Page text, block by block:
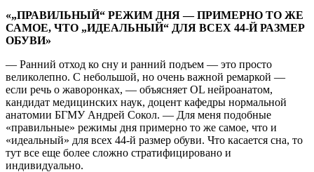
«„ПРАВИЛЬНЫЙ“ РЕЖИМ ДНЯ — ПРИМЕРНО ТО ЖЕ
САМОЕ, ЧТО „ИДЕАЛЬНЫЙ“ ДЛЯ ВСЕХ 44-Й РАЗМЕР
ОБУВИ»
— Ранний отход ко сну и ранний подъем — это просто
великолепно. С небольшой, но очень важной ремаркой —
если речь о жаворонках, — объясняет OL нейроанатом,
кандидат медицинских наук, доцент кафедры нормальной
анатомии БГМУ Андрей Сокол. — Для меня подобные
«правильные» режимы дня примерно то же самое, что и
«идеальный» для всех 44-й размер обуви. Что касается сна, то
тут все еще более сложно стратифицировано и
индивидуально.